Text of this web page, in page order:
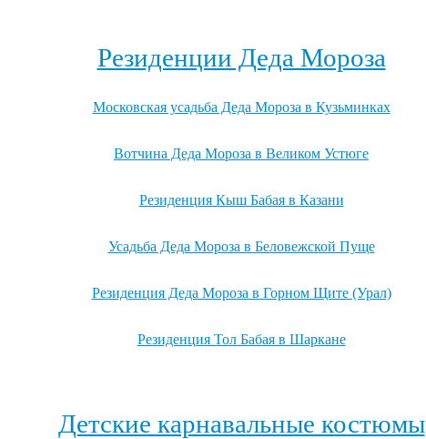
Резиденции Деда Мороза
Московская усадьба Деда Мороза в Кузьминках
Вотчина Деда Мороза в Великом Устюге
Резиденция Кыш Бабая в Казани
Усадьба Деда Мороза в Беловежской Пуще
Резиденция Деда Мороза в Горном Щите (Урал)
Резиденция Тол Бабая в Шаркане
Детские карнавальные костюмы